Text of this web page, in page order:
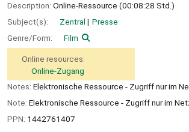
Description: Online-Ressource (00:08:28 Std.)
Subject(s):
Zentral
Presse
Genre/Form:
Film
Online resources:
Online-Zugang
Notes: Elektronische Ressource - Zugriff nur im
Note: Elektronische Ressource - Zugriff nur im
PPN: 1442761407